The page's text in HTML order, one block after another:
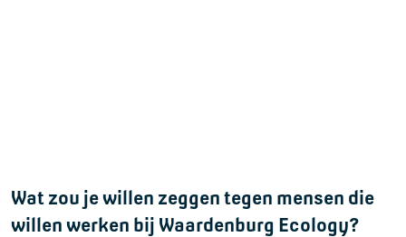
Wat zou je willen zeggen tegen mensen die
willen werken bij Waardenburg Ecology?